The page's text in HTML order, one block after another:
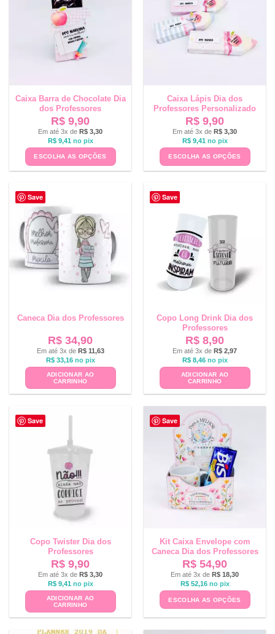
Caixa Barra de Chocolate Dia
dos Professores
R$ 9,90
Em até 3x de R$ 3,30
R$9,41 no pix
ESCOLHA AS OPÇÕES
Caixa Lápis Dia dos
Professores Personalizado
R$ 9,90
Em até 3x de R$ 3,30
R$9,41 no pix
ESCOLHA AS OPÇÕES
Save
Caneca Dia dos Professores
R$ 34,90
Em até 3x de R$11,63
R$33,16 no pix
ADICIONAR AO
CARRINHO
Save
Copo Long Drink Dia dos
Professores
R$ 8,90
Em até 3x de R$ 2,97
R$8,46 no pix
ADICIONAR AO
CARRINHO
Save
Copo Twister Dia dos
Professores
R$ 9,90
Em até 3x de R$ 3,30
R$9,41 no pix
ADICIONAR AO
CARRINHO
Save
Kit Caixa Envelope com
Caneca Dia dos Professores
R$ 54,90
Em até 3x de R$ 18,30
R$52,16 no pix
ESCOLHA AS OPÇÕES